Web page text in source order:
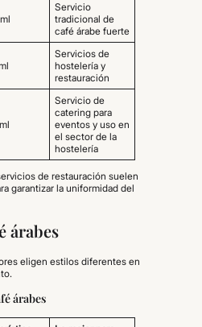
Servicio
tradicional de
café árabe fuerte
Servicios de
hostelería y
restauración
Servicio de
catering para
eventos y uso en
el sector de la
hostelería
de restauración suelen
garantizar la uniformidad del
árabes
eligen estilos diferentes en
árabes